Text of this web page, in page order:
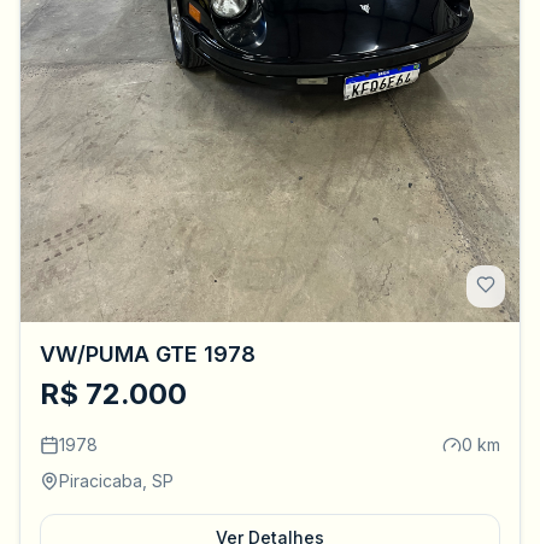
VW/PUMA GTE 1978
R$ 72.000
1978
0 km
Piracicaba, SP
Ver Detalhes